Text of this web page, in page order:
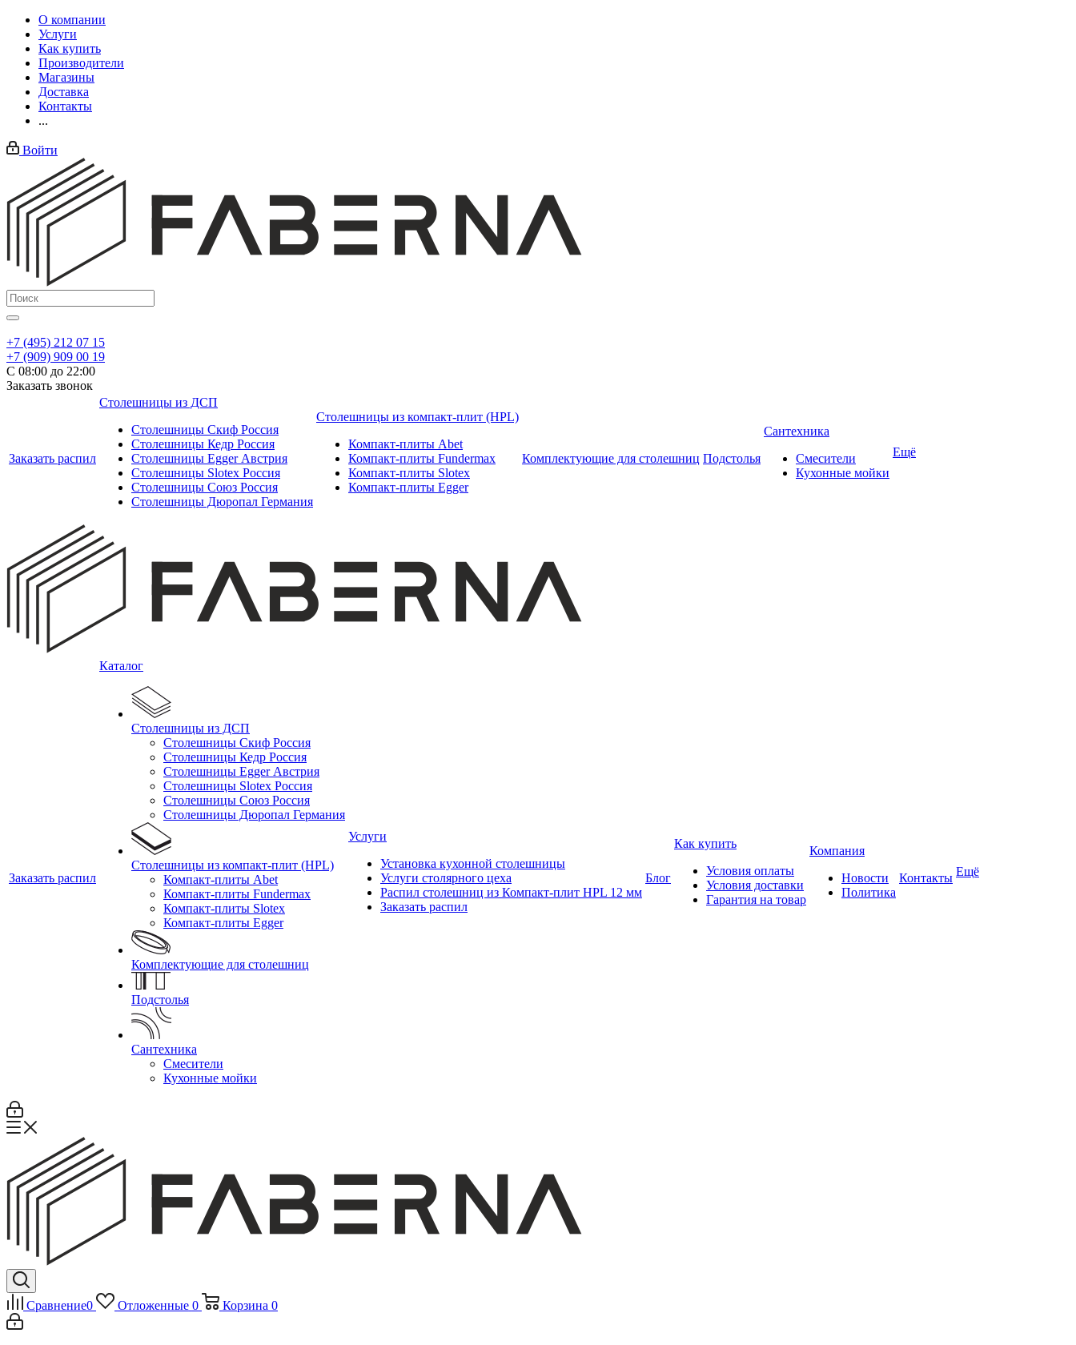
О компании
Услуги
Как купить
Производители
Магазины
Доставка
Контакты
...
Войти
+7 (495) 212 07 15
+7 (909) 909 00 19
С 08:00 до 22:00
Заказать звонок
Заказать распил
Столешницы из ДСП
Столешницы Скиф Россия
Столешницы Кедр Россия
Столешницы Egger Австрия
Столешницы Slotex Россия
Столешницы Союз Россия
Столешницы Дюропал Германия
Столешницы из компакт-плит (HPL)
Компакт-плиты Abet
Компакт-плиты Fundermax
Компакт-плиты Slotex
Компакт-плиты Egger
Комплектующие для столешниц Подстолья
Сантехника
Смесители
Кухонные мойки
Ещё
Заказать распил
Каталог
Столешницы из ДСП
Столешницы Скиф Россия
Столешницы Кедр Россия
Столешницы Egger Австрия
Столешницы Slotex Россия
Столешницы Союз Россия
Столешницы Дюропал Германия
Столешницы из компакт-плит (HPL)
Компакт-плиты Abet
Компакт-плиты Fundermax
Компакт-плиты Slotex
Компакт-плиты Egger
Комплектующие для столешниц
Подстолья
Сантехника
Смесители
Кухонные мойки
Услуги
Установка кухонной столешницы
Услуги столярного цеха
Распил столешниц из Компакт-плит HPL 12 мм
Заказать распил
Блог
Как купить
Условия оплаты
Условия доставки
Гарантия на товар
Компания
Новости
Политика
Контакты Ещё
Сравнение0 Отложенные 0 Корзина 0